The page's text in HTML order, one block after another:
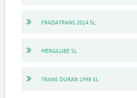
FRADATRANS 2014 SL
MERGILUBE SL
TRANS DURAN 1998 SL